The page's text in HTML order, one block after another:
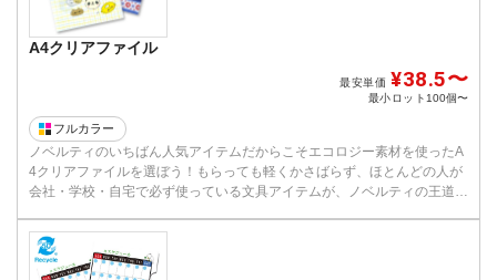
A4クリアファイル
最安単価 ¥38.5〜
最小ロット100個〜
フルカラー
ノベルティのいちばん人気アイテムだからこそエコロジー素材を使ったA
4クリアファイルを選ぼう！もらっても軽くかさばらず、ほとんどの人が
会社・学校・自宅で必ず使っている文具アイテムが、ノベルティの王道A